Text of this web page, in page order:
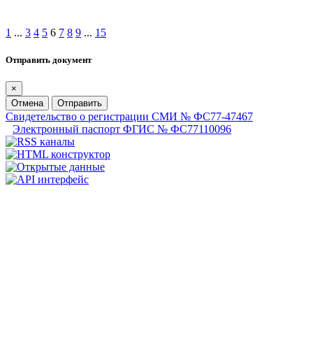
1 ... 3 4 5 6 7 8 9 ... 15
Отправить документ
×
Отмена
Отправить
Свидетельство о регистрации СМИ № ФС77-47467
Электронный паспорт ФГИС № ФС77110096